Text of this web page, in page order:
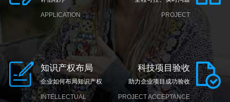
APPLICATION
ENTERPRISE
EVALUATION
知识产权布局
企业如何布局知识产权
INTELLECTUAL
PROJECT
MANAGEMENT
科技项目验收
助力企业项目成功验收
PROJECT ACCEPTANCE